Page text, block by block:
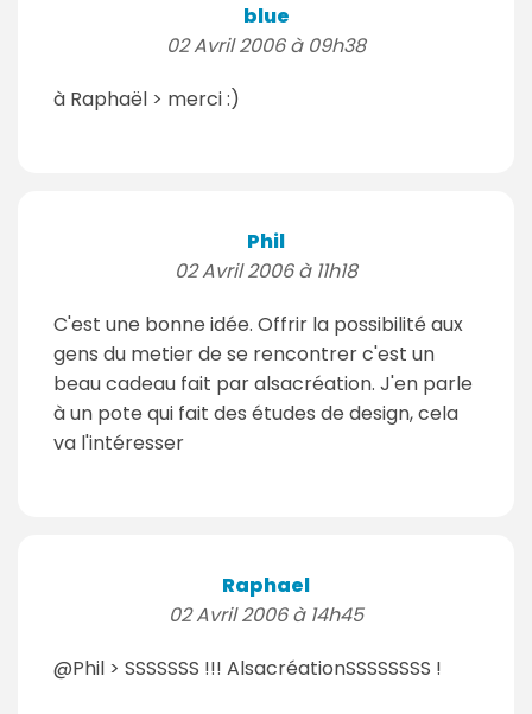
blue
02 Avril 2006 à 09h38
à Raphaël > merci :)
Phil
02 Avril 2006 à 11h18
C'est une bonne idée. Offrir la possibilité aux
gens du metier de se rencontrer c'est un
beau cadeau fait par alsacréation. J'en parle
à un pote qui fait des études de design, cela
va l'intéresser
Raphael
02 Avril 2006 à 14h45
@Phil > SSSSSSS !!! AlsacréationSSSSSSSS !